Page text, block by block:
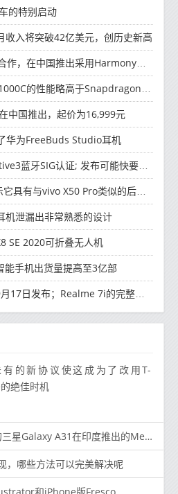
的特别启动
收入将突破42亿美元，创历史新高
国推出采用HarmonyOS 2.0的智能家居产品
的性能略高于Snapdragon 765G
中国推出，起价为16,999元
华为FreeBuds Studio耳机
蓝牙SIG认证; 发布可能快要结束了
有与vivo X50 Pro类似的后部设计
机泄漏出非常熟悉的设计
SE 2020可折叠无人机
能手机出货量提高至3亿部
布；Realme 7i的完整规格并导致泄漏
有的新协议使这成为了改用T-
绝佳时机
在印度推出的MediaTek Helio P65 SoC：价格，功能
，哪些方法可以完美解决呢